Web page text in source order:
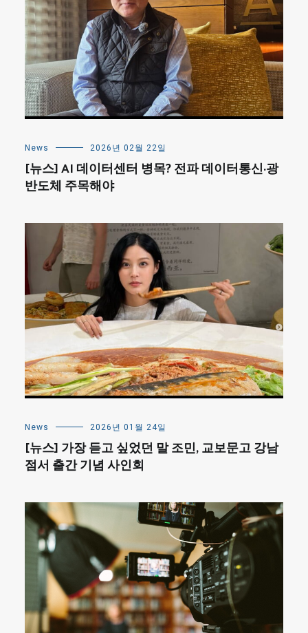
News 2026년 02월 22일
[뉴스] AI 데이터센터 병목? 전파 데이터통신·광
반도체 주목해야
News 2026년 01월 24일
[뉴스] 가장 듣고 싶었던 말 조민, 교보문고 강남
점서 출간 기념 사인회